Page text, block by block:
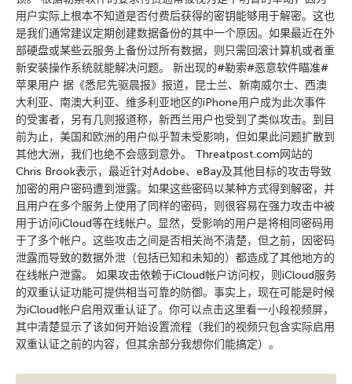
用户实际上根本不知道是否付费后获得的密钥能够用于解密。这也
是我们通常建议定期创建数据备份的其中一个原因。如果最近在外
部硬盘或某些云服务上备份过所有数据，则只需回滚计算机或者重
新安装操作系统就能解决问题。 新出现的#勒索#恶意软件瞄准#
苹果用户 据《悉尼先驱晨报》报道，昆士兰、新南威尔士、西澳
大利亚、南澳大利亚、维多利亚地区的iPhone用户成为此次事件
的受害者，另有几则报道称，新西兰用户也受到了类似攻击。到目
前为止，美国和欧洲的用户似乎暂未受影响，但如果此问题扩散到
其他大洲，我们也绝不会感到意外。 Threatpost.com网站的
Chris Brook表示，最近针对Adobe、eBay及其他目标的攻击导致
加密的用户密码遭到泄露。如果这些密码以某种方式得到解密，并
且用户在多个服务上使用了同样的密码，则很容易在强力攻击中被
用于访问iCloud等在线帐户。显然，受影响的用户是将相同密码用
于了多个帐户。这些攻击之间是否相关尚不清楚，但之前，因密码
泄露而导致的数据外泄（包括已知和未知的）都造成了其他地方的
在线帐户泄露。 如果攻击依赖于iCloud帐户访问权，则iCloud服务
的双重认证功能可提供相当可靠的防御。事实上，现在可能是时候
为iCloud帐户启用双重认证了。你可以点击这里看一小段视频屏，
其中清楚显示了该如何开始设置流程（我们的视频只包含实际启用
双重认证之前的内容，但其余部分我想你们能搞定）。